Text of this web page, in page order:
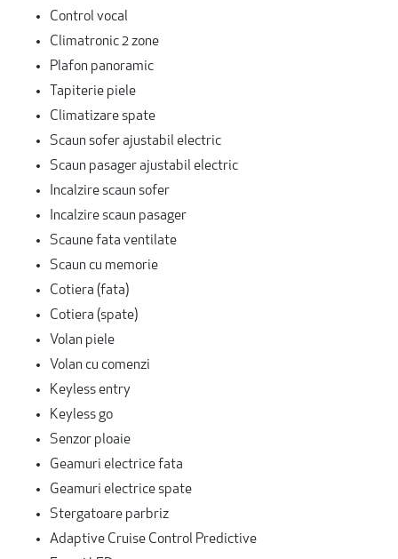
Control vocal
Climatronic 2 zone
Plafon panoramic
Tapiterie piele
Climatizare spate
Scaun sofer ajustabil electric
Scaun pasager ajustabil electric
Incalzire scaun sofer
Incalzire scaun pasager
Scaune fata ventilate
Scaun cu memorie
Cotiera (fata)
Cotiera (spate)
Volan piele
Volan cu comenzi
Keyless entry
Keyless go
Senzor ploaie
Geamuri electrice fata
Geamuri electrice spate
Stergatoare parbriz
Adaptive Cruise Control Predictive